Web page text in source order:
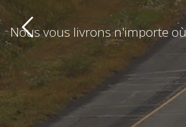
Nous vous livrons n'importe où